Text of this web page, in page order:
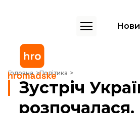
Головна Політика
Зустріч України та США в Саудівській
Зустріч